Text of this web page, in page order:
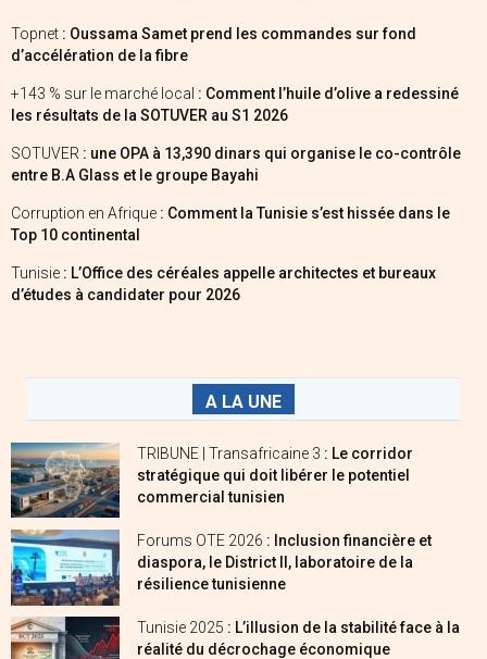
Topnet : Oussama Samet prend les commandes sur fond
d’accélération de la fibre
+143 % sur le marché local : Comment l’huile d’olive a redessiné
les résultats de la SOTUVER au S1 2026
SOTUVER : une OPA à 13,390 dinars qui organise le co-contrôle
entre B.A Glass et le groupe Bayahi
Corruption en Afrique : Comment la Tunisie s’est hissée dans le
Top 10 continental
Tunisie : L’Office des céréales appelle architectes et bureaux
d’études à candidater pour 2026
A LA UNE
TRIBUNE | Transafricaine 3 : Le corridor
stratégique qui doit libérer le potentiel
commercial tunisien
Forums OTE 2026 : Inclusion financière et
diaspora, le District II, laboratoire de la
résilience tunisienne
Tunisie 2025 : L’illusion de la stabilité face à la
réalité du décrochage économique